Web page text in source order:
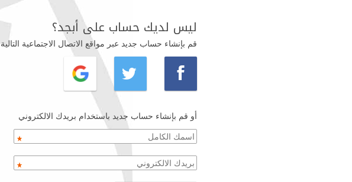
ليس لديك حساب على أبجد؟
قم بإنشاء حساب جديد عبر مواقع الاتصال الاجتماعية التالية
أو قم بإنشاء حساب جديد باستخدام بريدك الالكتروني